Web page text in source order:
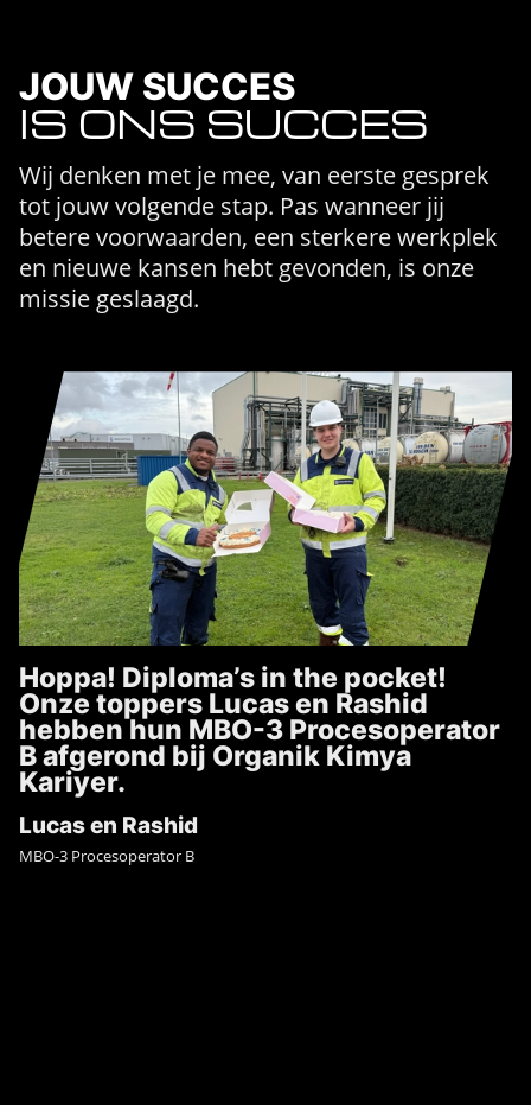
JOUW SUCCES
IS ONS SUCCES
Wij denken met je mee, van eerste gesprek
tot jouw volgende stap. Pas wanneer jij
betere voorwaarden, een sterkere werkplek
en nieuwe kansen hebt gevonden, is onze
missie geslaagd.
Hoppa! Diploma’s in the pocket!
Onze toppers Lucas en Rashid
hebben hun MBO-3 Procesoperator
B afgerond bij Organik Kimya
Kariyer.
Lucas en Rashid
MBO-3 Procesoperator B